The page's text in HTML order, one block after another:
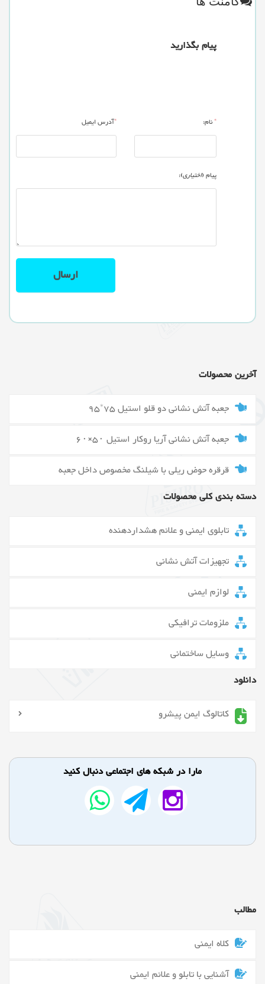
پیام بگذارید
*نام: *آدرس ایمیل
پیام (اختیاری):
آخرین محصولات
جعبه آتش نشانی دو قلو استیل 75*95
جعبه آتش نشانی آریا روکار استیل ۵۰×۶۰
قرقره حوض ریلی با شیلنگ مخصوص داخل جعبه
دسته بندی کلی محصولات
تابلوی ایمنی و علائم هشداردهنده
تجهیزات آتش نشانی
لوازم ایمنی
ملزومات ترافیکی
وسایل ساختمانی
دانلود
کاتالوگ ایمن پیشرو
مارا در شبکه های اجتماعی دنبال کنید
مطالب
کلاه ایمنی
آشنایی با تابلو و علائم ایمنی